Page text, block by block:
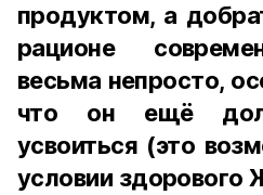
продуктом, а
рационе
весьма непросто,
что он ещё
усвоиться (это
условии здорового